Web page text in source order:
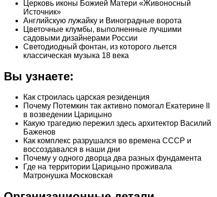
Церковь иконы Божией Матери «Живоносный
Источник»
Английскую лужайку и Виноградные ворота
Цветочные клумбы, выполненные лучшими
садовыми дизайнерами России
Светодиодный фонтан, из которого льется
классическая музыка 18 века
Вы узнаете:
Как строилась царская резиденция
Почему Потемкин так активно помогал Екатерине II
в возведении Царицыно
Какую трагедию пережил здесь архитектор Василий
Баженов
Как комплекс разрушался во времена СССР и
воссоздавался в наши дни
Почему у одного дворца два разных фундамента
Где на территории Царицыно проживала
Матронушка Московская